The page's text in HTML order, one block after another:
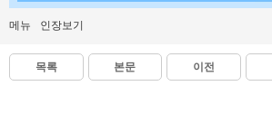
메뉴 인장보기
목록 본문 이전